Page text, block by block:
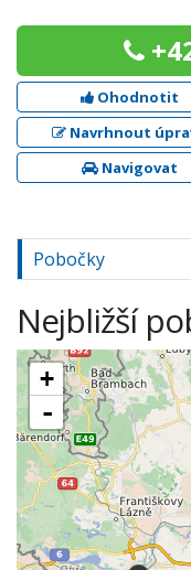
Ohodnotit
Navrhnout
Navigovat
Pobočky
Nejbližší
+
-